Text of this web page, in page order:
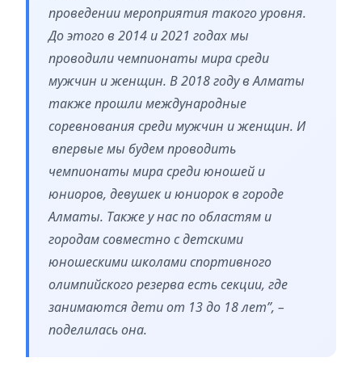
проведении мероприятия такого уровня.
До этого в 2014 и 2021 годах мы
проводили чемпионаты мира среди
мужчин и женщин. В 2018 году в Алматы
также прошли международные
соревнования среди мужчин и женщин. И
впервые мы будем проводить
чемпионаты мира среди юношей и
юниоров, девушек и юниорок в городе
Алматы. Также у нас по областям и
городам совместно с детскими
юношескими школами спортивного
олимпийского резерва есть секции, где
занимаются дети от 13 до 18 лет”, –
поделилась она.